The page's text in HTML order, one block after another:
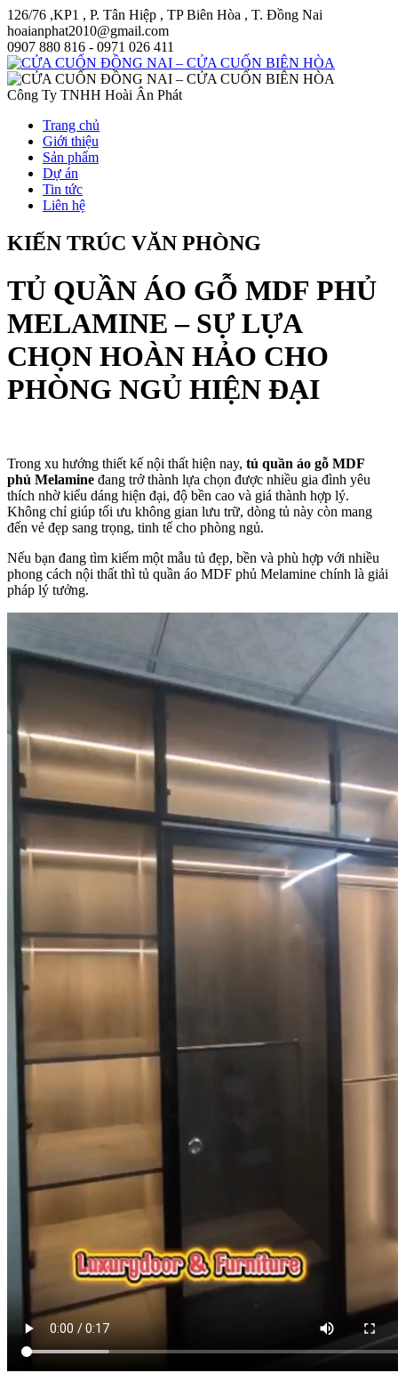
126/76 ,KP1 , P. Tân Hiệp , TP Biên Hòa , T. Đồng Nai
hoaianphat2010@gmail.com
0907 880 816 - 0971 026 411
Công Ty TNHH Hoài Ân Phát
Trang chủ
Giới thiệu
Sản phẩm
Dự án
Tin tức
Liên hệ
KIẾN TRÚC VĂN PHÒNG
TỦ QUẦN ÁO GỖ MDF PHỦ
MELAMINE – SỰ LỰA
CHỌN HOÀN HẢO CHO
PHÒNG NGỦ HIỆN ĐẠI
Trong xu hướng thiết kế nội thất hiện nay, tủ quần áo gỗ MDF
phủ Melamine đang trở thành lựa chọn được nhiều gia đình yêu
thích nhờ kiểu dáng hiện đại, độ bền cao và giá thành hợp lý.
Không chỉ giúp tối ưu không gian lưu trữ, dòng tủ này còn mang
đến vẻ đẹp sang trọng, tinh tế cho phòng ngủ.
Nếu bạn đang tìm kiếm một mẫu tủ đẹp, bền và phù hợp với nhiều
phong cách nội thất thì tủ quần áo MDF phủ Melamine chính là giải
pháp lý tưởng.